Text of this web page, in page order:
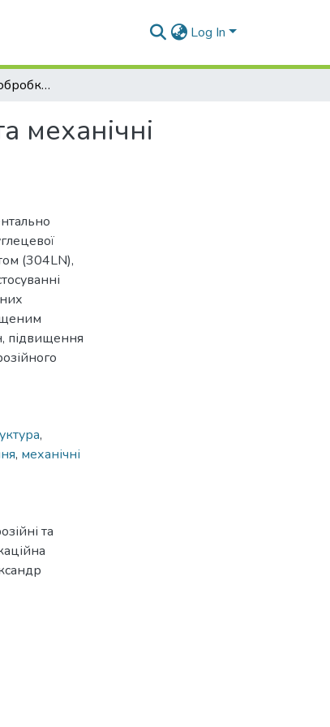
Log In
Вплив термічної обробки на структуру, корозійні та механічні властивості труб з хромонікелевої сталі
механічні
(304LN),
підвищення
,
, механічні
та